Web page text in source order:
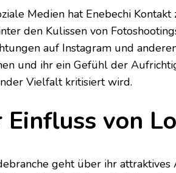
Medien hat Enebechi
den Kulissen von
auf Instagram und
und ihr ein Gefühl der
Vielfalt kritisiert wird.
Einfluss von
geht über ihr attraktives